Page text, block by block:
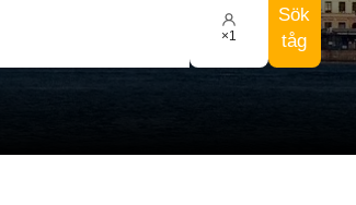
×1
Sök
tåg